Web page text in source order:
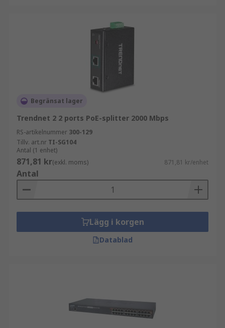
Begränsat lager
Trendnet 2 2 ports PoE-splitter 2000 Mbps
RS-artikelnummer 300-129
Tillv. art.nr TI-SG104
Antal (1 enhet)
871,81 kr(exkl. moms) 871,81 kr/enhet
Antal
Lägg i korgen
Datablad